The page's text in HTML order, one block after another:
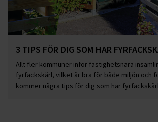
3 TIPS FÖR DIG SOM HAR
Allt fler kommuner inför fastighetsnära
fyrfackskärl, vilket är bra för både miljön och
kommer några tips för dig som har